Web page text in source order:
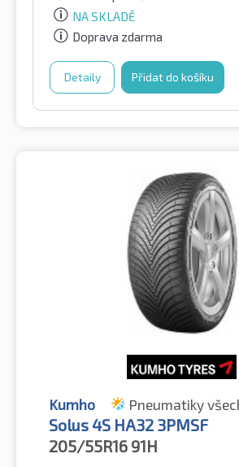
NA SKLADĚ
Doprava zdarma
Detaily Přidat do košíku
Kumho Pneumatiky
Solus 4S HA32 3PMSF
205/55R16 91H